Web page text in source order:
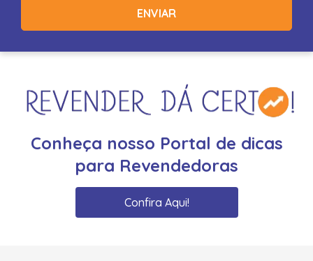
ENVIAR
Conheça nosso Portal de dicas
para Revendedoras
Confira Aqui!